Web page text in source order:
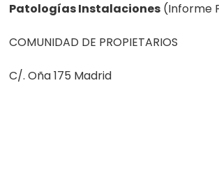
Patologías Instalaciones (Informe
COMUNIDAD DE PROPIETARIOS
C/. Oña 175 Madrid